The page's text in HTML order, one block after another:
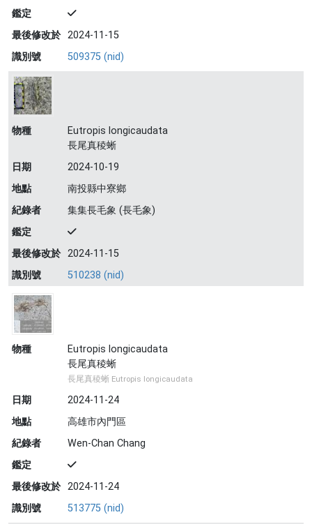
鑑定
最後修改於 2024-11-15
識別號
509375 (nid)
物種
Eutropis longicaudata
長尾真稜蜥
日期
2024-10-19
地點
南投縣中寮鄉
紀錄者
集集長毛象 (長毛象)
鑑定
最後修改於 2024-11-15
識別號
510238 (nid)
物種
Eutropis longicaudata
長尾真稜蜥
長尾真稜蜥 Eutropis longicaudata
日期
2024-11-24
地點
高雄市內門區
紀錄者
Wen-Chan Chang
鑑定
最後修改於 2024-11-24
識別號
513775 (nid)